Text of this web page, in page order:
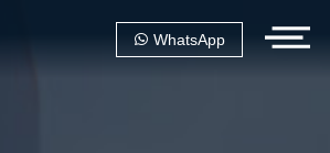
WhatsApp